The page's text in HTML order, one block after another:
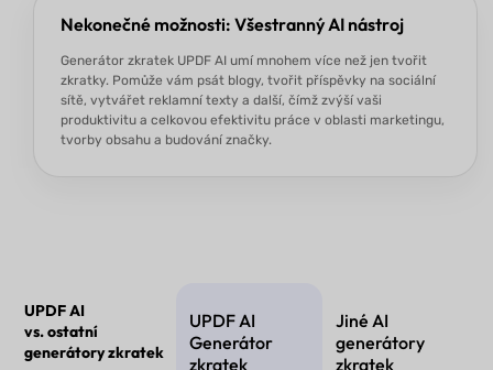
Nekonečné možnosti: Všestranný AI nástroj
Generátor zkratek UPDF AI umí mnohem více než jen tvořit
zkratky. Pomůže vám psát blogy, tvořit příspěvky na sociální
sítě, vytvářet reklamní texty a další, čímž zvýší vaši
produktivitu a celkovou efektivitu práce v oblasti marketingu,
tvorby obsahu a budování značky.
UPDF AI
vs. ostatní
generátory zkratek
UPDF AI
Generátor
zkratek
Jiné AI
generátory
zkratek